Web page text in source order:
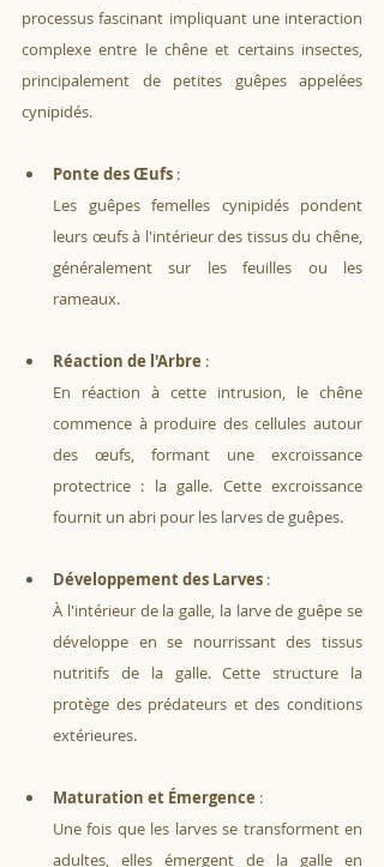
processus fascinant impliquant une interaction
complexe entre le chêne et certains insectes,
principalement de petites guêpes appelées
cynipidés.
Ponte des Œufs :
Les guêpes femelles cynipidés pondent
leurs œufs à l'intérieur des tissus du chêne,
généralement sur les feuilles ou les
rameaux.
Réaction de l'Arbre :
En réaction à cette intrusion, le chêne
commence à produire des cellules autour
des œufs, formant une excroissance
protectrice : la galle. Cette excroissance
fournit un abri pour les larves de guêpes.
Développement des Larves :
À l'intérieur de la galle, la larve de guêpe se
développe en se nourrissant des tissus
nutritifs de la galle. Cette structure la
protège des prédateurs et des conditions
extérieures.
Maturation et Émergence :
Une fois que les larves se transforment en
adultes, elles émergent de la galle en